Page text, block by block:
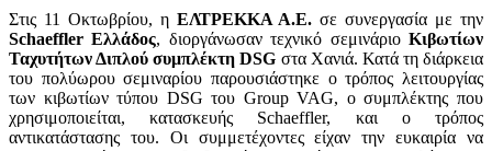
Στις 11 Οκτωβρίου, ηΕΛΤΡΕΚΚΑ Α.Ε. σε συνεργασία με την
Schaeffler Ελλάδος, διοργάνωσαν τεχνικό σεμινάριοΚιβωτίων
Ταχυτήτων Διπλού συμπλέκτη DSG στα Χανιά. Κατά τη διάρκεια
του πολύωρου σεμιναρίου παρουσιάστηκε ο τρόπος λειτουργίας
των κιβωτίων τύπου DSG του Group VAG, ο συμπλέκτης που
χρησιμοποιείται, κατασκευής Schaeffler, και ο τρόπος
αντικατάστασης του. Οι συμμετέχοντες είχαν την ευκαιρία να